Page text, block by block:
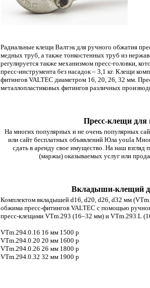
Радиальные клещи Валтэк для ручного обжатия
медных труб, а также тонкостенных труб из
регулируется также механизмом пресс-головки,
пресс-инструмента без насадок – 3,1 кг. Клещи
фитингов VALTEC диаметром 16, 20, 26, 32 мм.
металлопластиковых фитингов различных
Пресс-клещи для
На многих популярных и не очень популярных
или сайт бесплатных объявлений Юла youla
сдать в аренду свое имущество. На наш
(маржы) оказываемых услуг или
Вкладыши-клещий
Комплектом вкладышей d16, d20, d26, d32 мм
обжима пресс-фитингов VALTEC c помощью
пресс-клещами VTm.293 (16–32 мм) и VTm.293.L
VTm.294.0.16 16 мм 1500 p
VTm.294.0.20 20 мм 1600 p
VTm.294.0.26 26 мм 1800 p
VTm.294.0.32 32 мм 1900 p